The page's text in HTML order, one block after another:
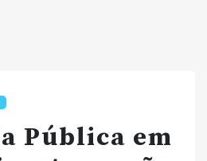
Pública em